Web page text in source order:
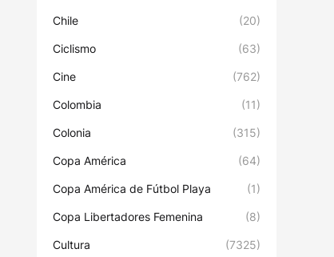
Chile (20)
Ciclismo (63)
Cine (762)
Colombia (11)
Colonia (315)
Copa América (64)
Copa América de Fútbol Playa (1)
Copa Libertadores Femenina (8)
Cultura (7325)